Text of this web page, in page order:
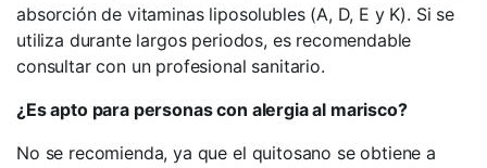
absorción de vitaminas liposolubles (A, D, E y K). Si se
utiliza durante largos periodos, es recomendable
consultar con un profesional sanitario.
¿Es apto para personas con alergia al marisco?
No se recomienda, ya que el quitosano se obtiene a